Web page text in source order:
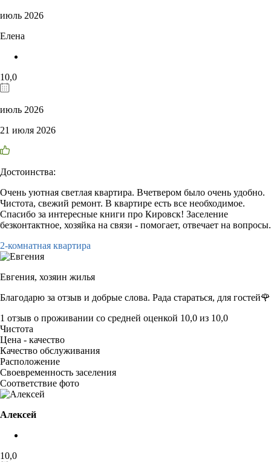
июль 2026
Елена
10,0
июль 2026
21 июля 2026
Достоинства:
Очень уютная светлая квартира. Вчетвером было очень удобно.
Чистота, свежий ремонт. В квартире есть все необходимое.
Спасибо за интересные книги про Кировск! Заселение
безконтактное, хозяйка на связи - помогает, отвечает на вопросы.
2-комнатная квартира
Евгения, хозяин жилья
Благодарю за отзыв и добрые слова. Рада стараться, для гостей🌹
1 отзыв о проживании со средней оценкой 10,0 из 10,0
Чистота
Цена - качество
Качество обслуживания
Расположение
Своевременность заселения
Соответствие фото
Алексей
10,0